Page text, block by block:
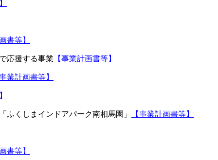
書等】
応援する事業 【事業計画書等】
事業計画書等】
くしまインドアパーク南相馬園」 【事業計画書等】
書等】